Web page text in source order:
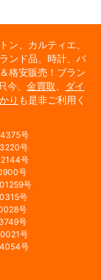
ン、カルティエ、
ンド品、時計、バ
格安販売！ブラン
今、 金買取
ダイ
り も是非ご利用く
号
号
号
号
号
号
号
号
号
号